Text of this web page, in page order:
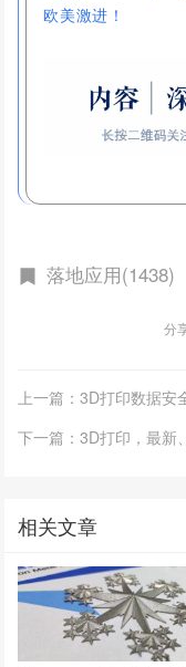
欧美激进！
落地应用(1438)
分
上一篇：3D打印数据
下一篇：3D打印，最新
相关文章